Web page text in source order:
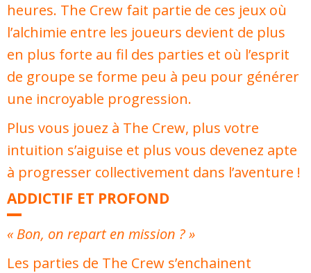
heures. The Crew fait partie de ces jeux où
l’alchimie entre les joueurs devient de plus
en plus forte au fil des parties et où l’esprit
de groupe se forme peu à peu pour générer
une incroyable progression.
Plus vous jouez à The Crew, plus votre
intuition s’aiguise et plus vous devenez apte
à progresser collectivement dans l’aventure !
ADDICTIF ET PROFOND
« Bon, on repart en mission ? »
Les parties de The Crew s’enchainent